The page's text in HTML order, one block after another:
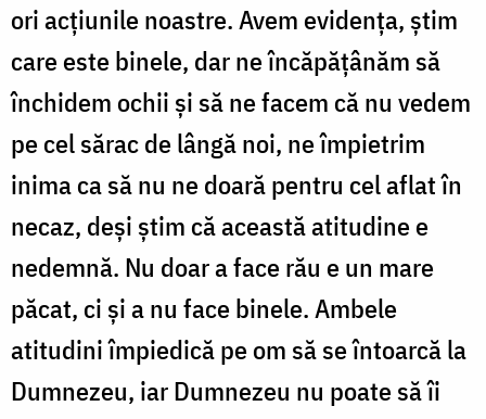
ori acțiunile noastre. Avem evidența, știm
care este binele, dar ne încăpățânăm să
închidem ochii și să ne facem că nu vedem
pe cel sărac de lângă noi, ne împietrim
inima ca să nu ne doară pentru cel aflat în
necaz, deși știm că această atitudine e
nedemnă. Nu doar a face rău e un mare
păcat, ci și a nu face binele. Ambele
atitudini împiedică pe om să se întoarcă la
Dumnezeu, iar Dumnezeu nu poate să îi